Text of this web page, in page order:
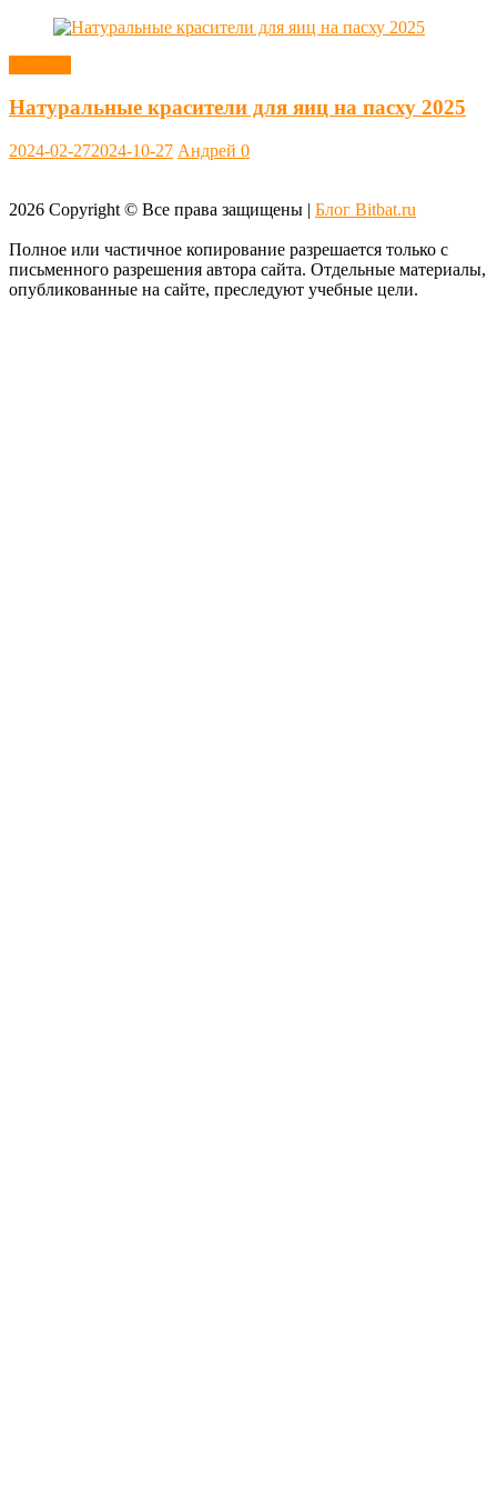
Натуральные красители для яиц на пасху 2025
2024-02-272024-10-27 Андрей 0
2026 Copyright © Все права защищены | Блог Bitbat.ru
Полное или частичное копирование разрешается только с
письменного разрешения автора сайта. Отдельные материалы,
опубликованные на сайте, преследуют учебные цели.